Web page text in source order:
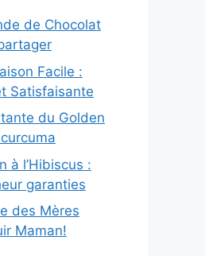
de Chocolat
Facile :
Satisfaisante
du Golden
à l’Hibiscus :
garanties
des Mères
Maman!